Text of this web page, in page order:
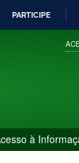
PARTICIPE
à